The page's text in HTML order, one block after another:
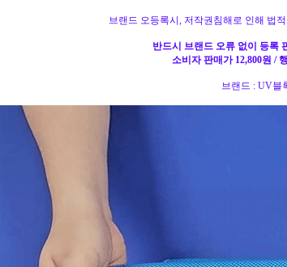
브랜드 오등록시, 저작권침해로 인해 법
반드시 브랜드 오류 없이 등록
소비자 판매가 12,800원 /
브랜드 : UV블